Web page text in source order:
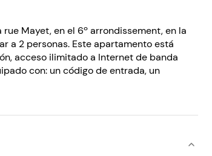
Mayet, en el 6º arrondissement, en la
a 2 personas. Este apartamento está
acceso ilimitado a Internet de banda
con: un código de entrada, un